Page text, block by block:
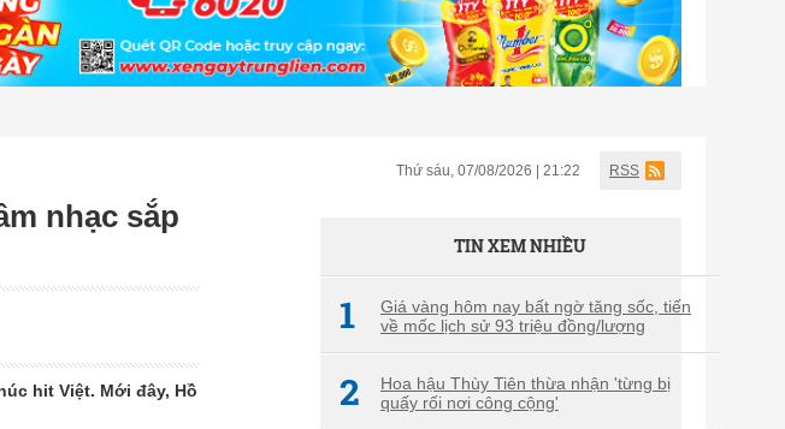
Thứ sáu, 07/08/2026 | 21:22 RSS
nhạc sắp
hit Việt. Mới đây, Hồ
TIN XEM NHIỀU
1
Giá vàng hôm nay bất ngờ tăng sốc, tiến
về mốc lịch sử 93 triệu đồng/lượng
2
Hoa hậu Thùy Tiên thừa nhận 'từng bị
quấy rối nơi công cộng'